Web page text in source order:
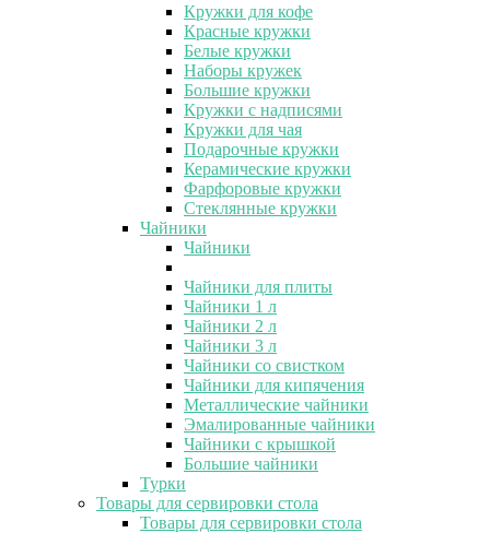
Кружки для кофе
Красные кружки
Белые кружки
Наборы кружек
Большие кружки
Кружки с надписями
Кружки для чая
Подарочные кружки
Керамические кружки
Фарфоровые кружки
Стеклянные кружки
Чайники
Чайники
Чайники для плиты
Чайники 1 л
Чайники 2 л
Чайники 3 л
Чайники со свистком
Чайники для кипячения
Металлические чайники
Эмалированные чайники
Чайники с крышкой
Большие чайники
Турки
Товары для сервировки стола
Товары для сервировки стола